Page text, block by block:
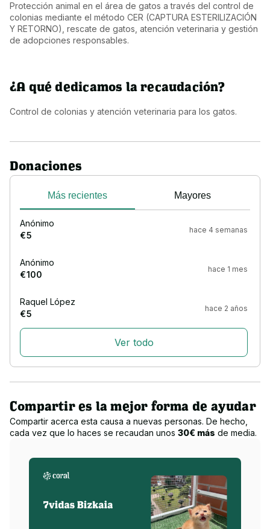
Protección animal en el área de gatos a través del control de
colonias mediante el método CER (CAPTURA ESTERILIZACIÓN
Y RETORNO), rescate de gatos, atención veterinaria y gestión
de adopciones responsables.
¿A qué dedicamos la recaudación?
Control de colonias y atención veterinaria para los gatos.
Donaciones
Más recientes Mayores
Anónimo
€ 5
hace 4 semanas
Anónimo
€ 100
hace 1 mes
Raquel López
€ 5
hace 2 años
Ver todo
Compartir es la mejor forma de ayudar
Compartir acerca esta causa a nuevas personas. De hecho,
cada vez que lo haces se recaudan unos 30€ más de media.